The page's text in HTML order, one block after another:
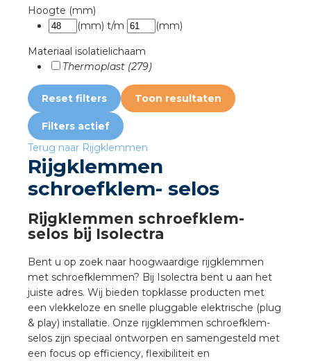
Hoogte (mm)
(mm) t/m (mm)
Materiaal isolatielichaam
Thermoplast (279)
Reset filters Toon resultaten
Filters actief
Terug naar Rijgklemmen
Rijgklemmen
schroefklem- selos
Rijgklemmen schroefklem-
selos bij Isolectra
Bent u op zoek naar hoogwaardige rijgklemmen
met schroefklemmen? Bij Isolectra bent u aan het
juiste adres. Wij bieden topklasse producten met
een vlekkeloze en snelle pluggable elektrische (plug
& play) installatie. Onze rijgklemmen schroefklem-
selos zijn speciaal ontworpen en samengesteld met
een focus op efficiency, flexibiliteit en